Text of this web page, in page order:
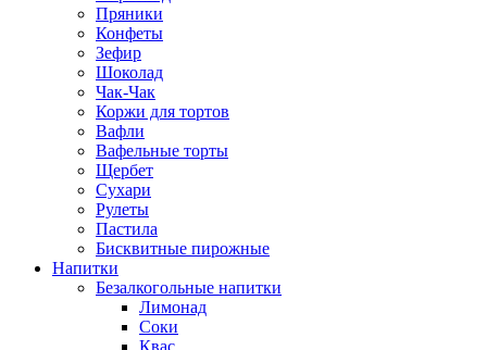
Пряники
Конфеты
Зефир
Шоколад
Чак-Чак
Коржи для тортов
Вафли
Вафельные торты
Щербет
Сухари
Рулеты
Пастила
Бисквитные пирожные
Напитки
Безалкогольные напитки
Лимонад
Соки
Квас